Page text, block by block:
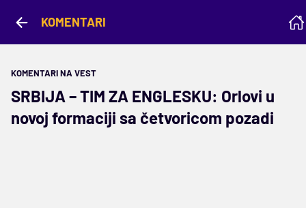
KOMENTARI
KOMENTARI NA VEST
SRBIJA – TIM ZA ENGLESKU: Orlovi u
novoj formaciji sa četvoricom pozadi